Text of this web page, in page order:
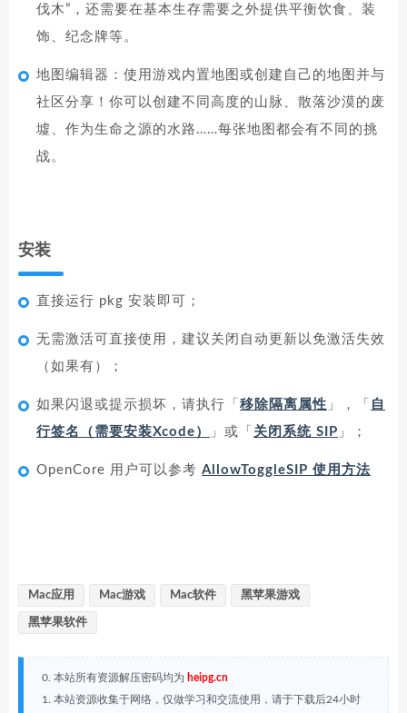
伐木”，还需要在基本生存需要之外提供平衡饮食、装
饰、纪念牌等。
地图编辑器：使用游戏内置地图或创建自己的地图并与
社区分享！你可以创建不同高度的山脉、散落沙漠的废
墟、作为生命之源的水路……每张地图都会有不同的挑
战。
安装
直接运行 pkg 安装即可；
无需激活可直接使用，建议关闭自动更新以免激活失效
（如果有）；
如果闪退或提示损坏，请执行「 移除隔离属性 」，「 自
行签名（需要安装Xcode）
」或「 关闭系统 SIP 」；
OpenCore 用户可以参考 AllowToggleSIP 使用方法
Mac应用 Mac游戏 Mac软件 黑苹果游戏
黑苹果软件
0. 本站所有资源解压密码均为 heipg.cn
1. 本站资源收集于网络，仅做学习和交流使用，请于下载后24小时